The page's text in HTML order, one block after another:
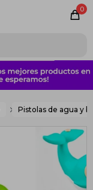
0
Pistolas de agua y